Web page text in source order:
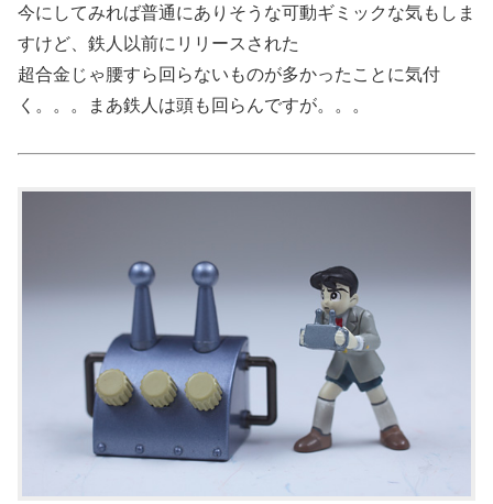
今にしてみれば普通にありそうな可動ギミックな気もしま
すけど、鉄人以前にリリースされた
超合金じゃ腰すら回らないものが多かったことに気付
く。。。まあ鉄人は頭も回らんですが。。。